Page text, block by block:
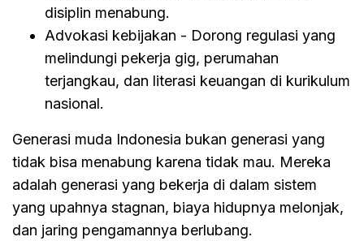
disiplin menabung.
Advokasi kebijakan - Dorong regulasi yang
melindungi pekerja gig, perumahan
terjangkau, dan literasi keuangan di kurikulum
nasional.
Generasi muda Indonesia bukan generasi yang
tidak bisa menabung karena tidak mau. Mereka
adalah generasi yang bekerja di dalam sistem
yang upahnya stagnan, biaya hidupnya melonjak,
dan jaring pengamannya berlubang.